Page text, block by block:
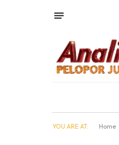
YOU ARE AT: Home